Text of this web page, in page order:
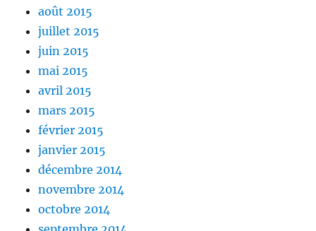
août 2015
juillet 2015
juin 2015
mai 2015
avril 2015
mars 2015
février 2015
janvier 2015
décembre 2014
novembre 2014
octobre 2014